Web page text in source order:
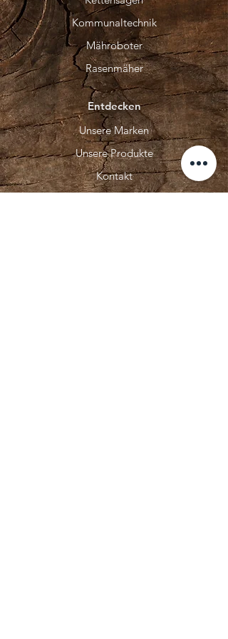
Kommunaltechnik
Mähroboter
Rasenmäher
Entdecken
Unsere Marken
Unsere Produkte
Kontakt